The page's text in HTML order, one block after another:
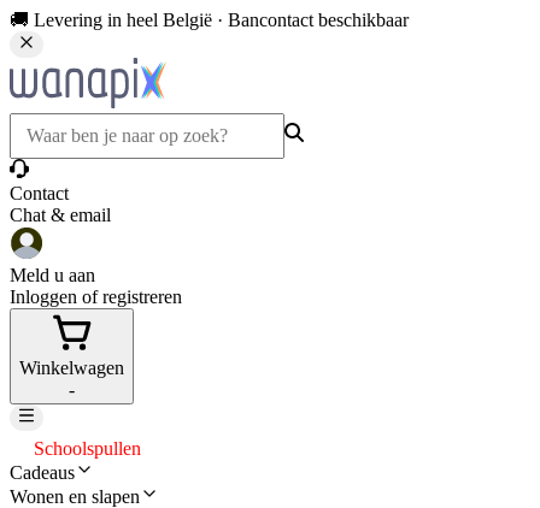
🚚 Levering in heel België · Bancontact beschikbaar
Contact
Chat & email
Meld u aan
Inloggen of registreren
Winkelwagen
-
Schoolspullen
Cadeaus
Wonen en slapen